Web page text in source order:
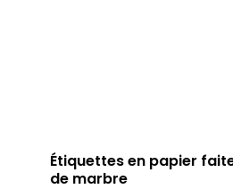
Étiquettes en papier
de marbre